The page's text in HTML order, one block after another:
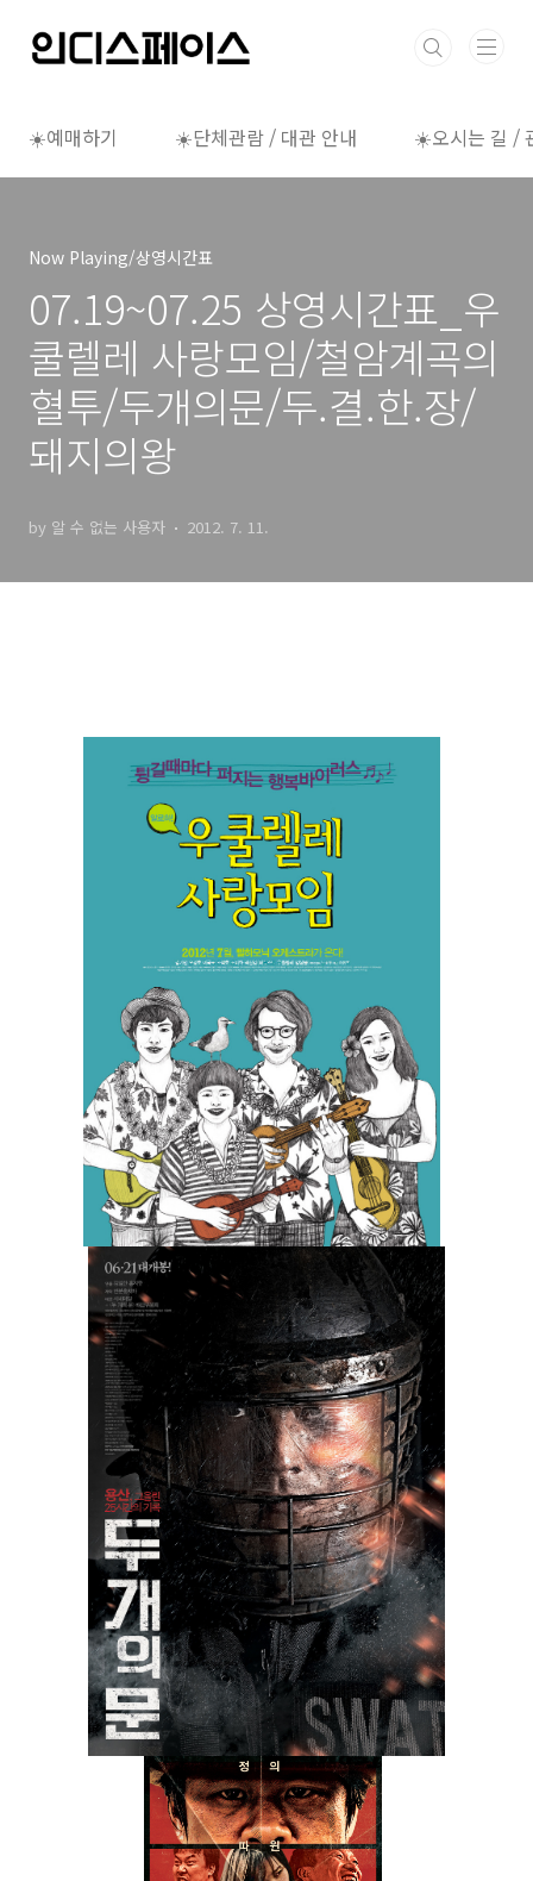
☀️예매하기 ☀️단체관람 / 대관 안내 ☀️오시는 길 /
Now Playing/상영시간표
07.19~07.25 상영시간표_우
쿨렐레 사랑모임/철암계곡의
혈투/두개의문/두.결.한.장/
돼지의왕
by 알 수 없는 사용자 2012. 7. 11.